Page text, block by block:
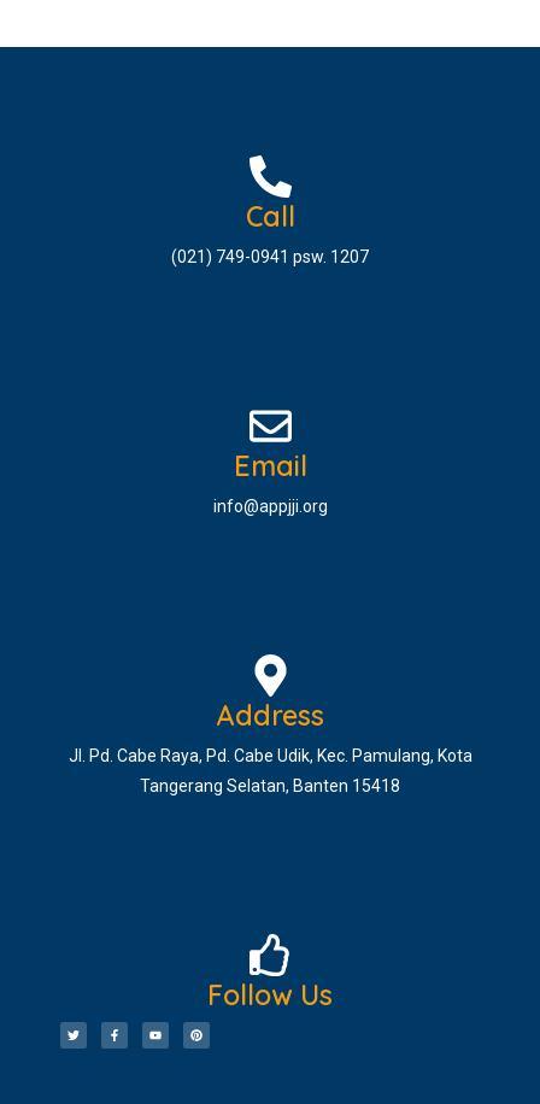
Call
(021) 749-0941 psw. 1207
Email
info@appjji.org
Address
Jl. Pd. Cabe Raya, Pd. Cabe Udik, Kec. Pamulang, Kota
Tangerang Selatan, Banten 15418
Follow Us